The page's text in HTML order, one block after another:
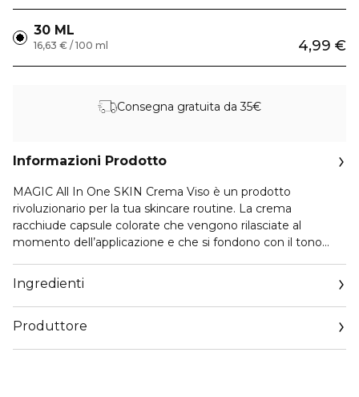
30 ML
4,99 €
16,63 € / 100 ml
Consegna gratuita da 35€
Informazioni Prodotto
MAGIC All In One SKIN Crema Viso è un prodotto
rivoluzionario per la tua skincare routine. La crema
racchiude capsule colorate che vengono rilasciate al
momento dell’applicazione e che si fondono con il tono
l’effetto maschera e, grazie alle sue proprietà idratanti, dona
un incarnato levigato in pochi secondi! La crema giorno ha
anche un SPF10.
Ingredienti
Produttore